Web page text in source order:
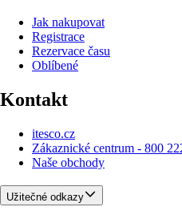
Jak nakupovat
Registrace
Rezervace času
Oblíbené
Kontakt
itesco.cz
Zákaznické centrum - 800
Naše obchody
Užitečné odkazy